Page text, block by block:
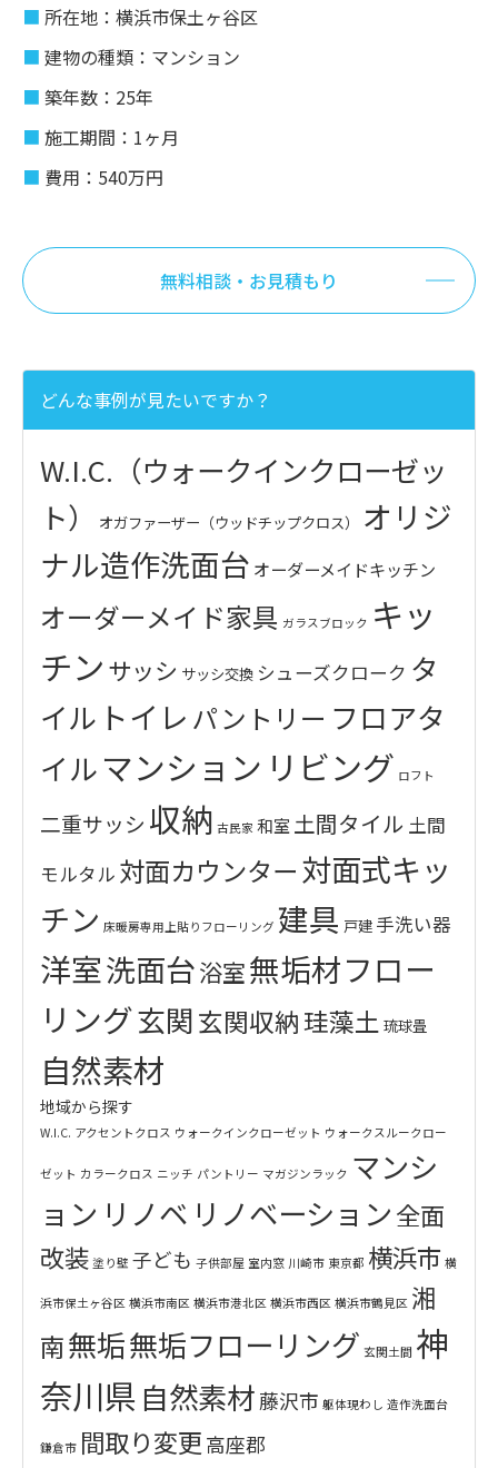
所在地：横浜市保土ヶ谷区
建物の種類：マンション
築年数：25年
施工期間：1ヶ月
費用：540万円
無料相談・お見積もり
どんな事例が見たいですか？
W.I.C.（ウォークインクローゼッ
ト）
オガファーザー（ウッドチップクロス）
オリジ
ナル造作洗面台 オーダーメイドキッチン
オーダーメイド家具 ガラスブロック キッ
チン サッシ サッシ交換 シューズクローク タ
イル トイレ パントリー フロアタ
イルマンション リビング ロフト
二重サッシ 収納 古民家 和室土間タイル 土間
モルタル 対面カウンター対面式キッ
チン 床暖房専用上貼りフローリング 建具 戸建 手洗い器
洋室洗面台浴室無垢材フロー
リング玄関玄関収納珪藻土 琉球畳
自然素材
地域から探す
W.I.C. アクセントクロス ウォークインクローゼット ウォークスルークロー
ゼット カラークロス ニッチ パントリー マガジンラック マンシ
ョン リノベ リノベーション全面
改装 塗り壁 子ども 子供部屋 室内窓 川崎市 東京都 横浜市 横
浜市保土ヶ谷区 横浜市南区 横浜市港北区 横浜市西区 横浜市鶴見区 湘
南無垢無垢フローリング 玄関土間 神
奈川県 自然素材 藤沢市 躯体現わし 造作洗面台
鎌倉市 間取り変更 高座郡